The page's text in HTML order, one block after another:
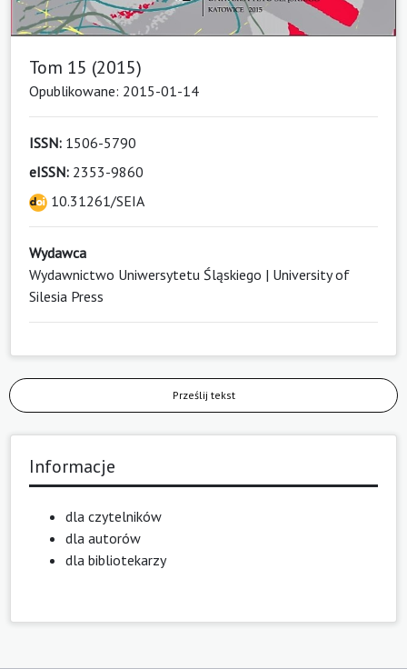
Tom 15 (2015)
Opublikowane: 2015-01-14
ISSN: 1506-5790
eISSN: 2353-9860
10.31261/SEIA
Wydawca
Wydawnictwo Uniwersytetu Śląskiego | University of
Silesia Press
Prześlij tekst
Informacje
dla czytelników
dla autorów
dla bibliotekarzy